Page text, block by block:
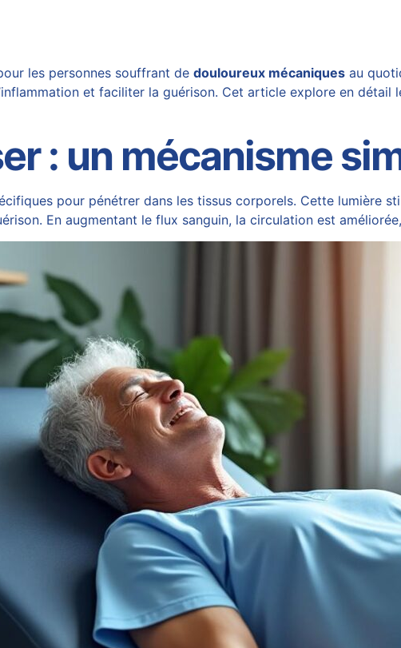
les personnes souffrant dedouloureux mécaniques au
et faciliter la guérison. Cet article explore en
: un mécanisme
pour pénétrer dans les tissus corporels. Cette lumière
En augmentant le flux sanguin, la circulation est